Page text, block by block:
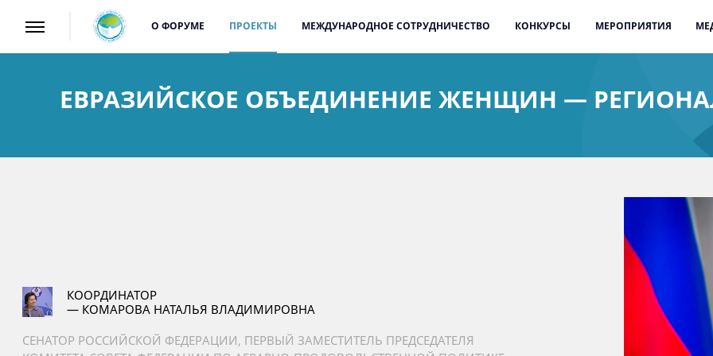
О ФОРУМЕ ПРОЕКТЫ МЕЖДУНАРОДНОЕ СОТРУДНИЧЕСТВО КОНКУРСЫ МЕРОПРИЯТИЯ
ЕВРАЗИЙСКОЕ ОБЪЕДИНЕНИЕ ЖЕНЩИН —
КООРДИНАТОР
— КОМАРОВА НАТАЛЬЯ ВЛАДИМИРОВНА
СЕНАТОР РОССИЙСКОЙ ФЕДЕРАЦИИ, ПЕРВЫЙ ЗАМЕСТИТЕЛЬ ПРЕДСЕДАТЕЛЯ